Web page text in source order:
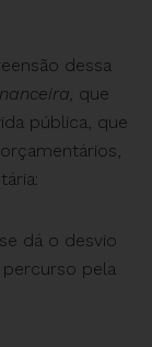
dessa
que
pública, que
dá o desvio
pela